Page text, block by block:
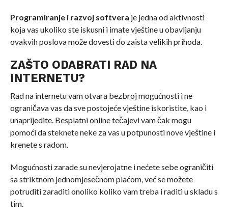
Programiranje i razvoj softvera je jedna od aktivnosti
koja vas ukoliko ste iskusni i imate vještine u obavljanju
ovakvih poslova može dovesti do zaista velikih prihoda.
ZAŠTO ODABRATI RAD NA
INTERNETU?
Rad na internetu vam otvara bezbroj mogućnosti i ne
ograničava vas da sve postojeće vještine iskoristite, kao i
unaprijedite. Besplatni online tečajevi vam čak mogu
pomoći da steknete neke za vas u potpunosti nove vještine i
krenete s radom.
Mogućnosti zarade su nevjerojatne i nećete sebe ograničiti
sa striktnom jednomjesečnom plaćom, već se možete
potruditi zaraditi onoliko koliko vam treba i raditi u skladu s
tim.